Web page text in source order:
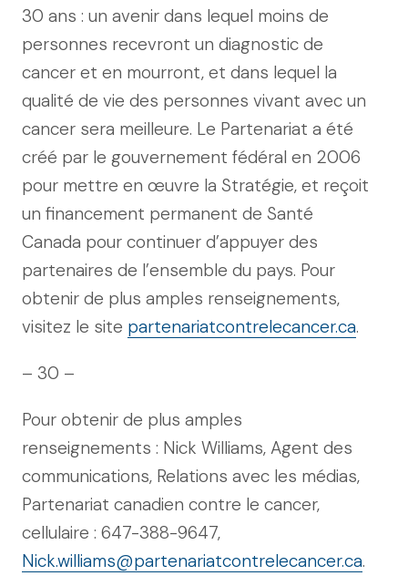
30 ans : un avenir dans lequel moins de
personnes recevront un diagnostic de
cancer et en mourront, et dans lequel la
qualité de vie des personnes vivant avec un
cancer sera meilleure. Le Partenariat a été
créé par le gouvernement fédéral en 2006
pour mettre en œuvre la Stratégie, et reçoit
un financement permanent de Santé
Canada pour continuer d’appuyer des
partenaires de l’ensemble du pays. Pour
obtenir de plus amples renseignements,
visitez le site partenariatcontrelecancer.ca.
– 30 –
Pour obtenir de plus amples
renseignements : Nick Williams, Agent des
communications, Relations avec les médias,
Partenariat canadien contre le cancer,
cellulaire : 647-388-9647,
Nick.williams@partenariatcontrelecancer.ca.